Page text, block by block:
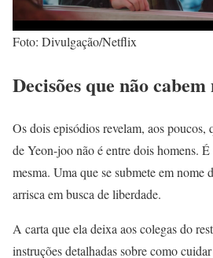
Foto: Divulgação/Netflix
Decisões que não
Os dois episódios revelam, aos poucos,
de Yeon-joo não é entre dois homens. É
mesma. Uma que se submete em nome
arrisca em busca de liberdade.
A carta que ela deixa aos colegas do
instruções detalhadas sobre como